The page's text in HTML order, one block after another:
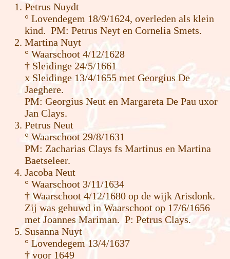
Petrus Nuydt
° Lovendegem 18/9/1624, overleden als klein
kind. PM: Petrus Neyt en Cornelia Smets.
Martina Nuyt
° Waarschoot 4/12/1628
† Sleidinge 24/5/1661
x Sleidinge 13/4/1655 met Georgius De
Jaeghere.
PM: Georgius Neut en Margareta De Pau uxor
Jan Clays.
Petrus Neut
° Waarschoot 29/8/1631
PM: Zacharias Clays fs Martinus en Martina
Baetseleer.
Jacoba Neut
° Waarschoot 3/11/1634
† Waarschoot 4/12/1680 op de wijk Arisdonk.
Zij was gehuwd in Waarschoot op 17/6/1656
met Joannes Mariman. P: Petrus Clays.
Susanna Nuyt
° Lovendegem 13/4/1637
† voor 1649